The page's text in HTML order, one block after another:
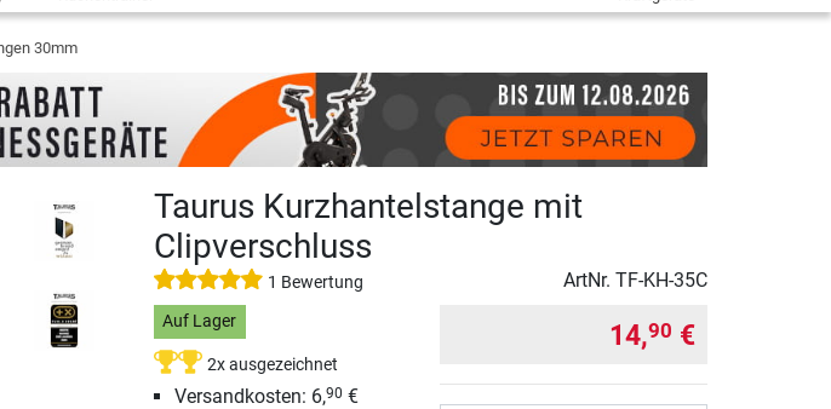
30mm
Taurus Kurzhantelstange mit
Clipverschluss
1 Bewertung ArtNr. TF-KH-35C
Auf Lager
2x ausgezeichnet
Versandkosten: 6,90 €
14,90 €